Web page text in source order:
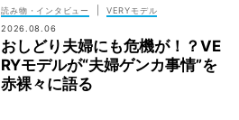
読み物・インタビュー
VERYモデル
2026.08.06
おしどり夫婦にも危機が！？VE
RYモデルが“夫婦ゲンカ事情”を
赤裸々に語る